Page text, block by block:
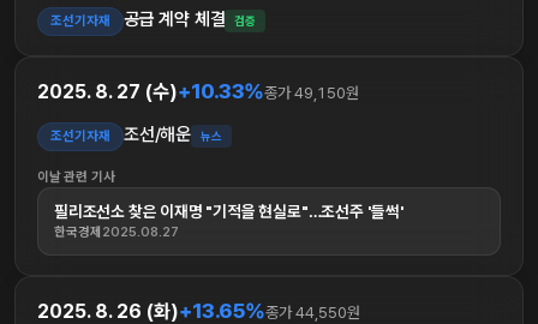
조선기자재 공급 계약 체결 검증
2025. 8. 27 (수)+10.33%종가 49,150원
조선기자재 조선/해운 뉴스
이날 관련 기사
필리조선소 찾은 이재명 "기적을 현실로"…조선주 '들썩'
한국경제 2025.08.27
2025. 8. 26 (화)+13.65%종가 44,550원